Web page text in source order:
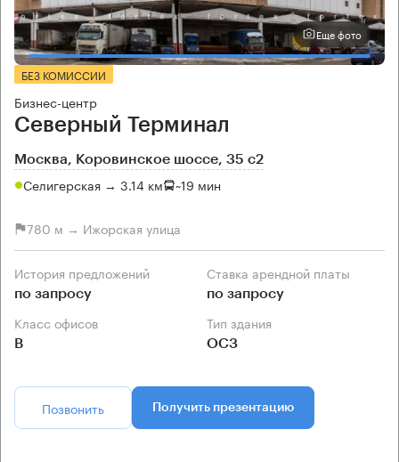
Еще фото
БЕЗ КОМИССИИ
Бизнес-центр
Северный Терминал
Москва, Коровинское шоссе, 35 с2
Селигерская → 3.14 км ~19 мин
780 м → Ижорская улица
История предложений
по запросу
Ставка арендной платы
по запросу
Класс офисов
B
Тип здания
ОСЗ
Позвонить Получить презентацию